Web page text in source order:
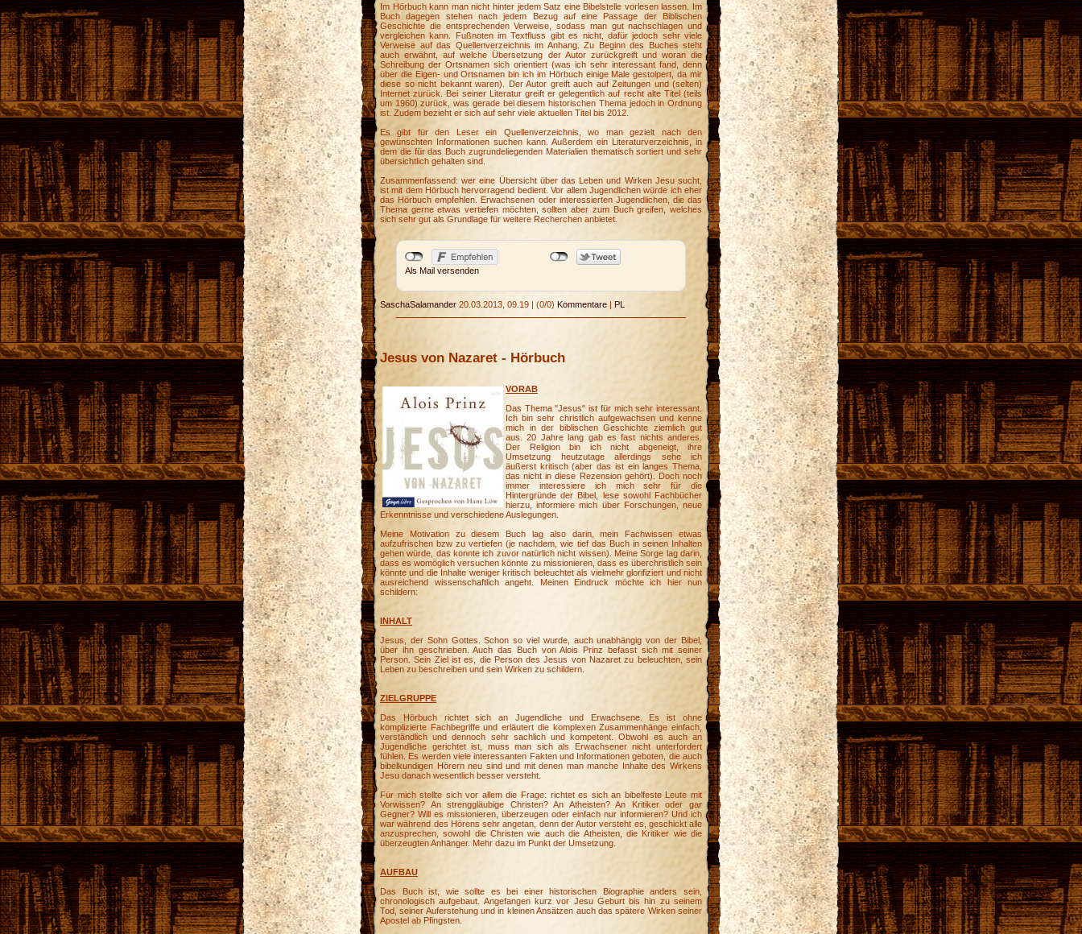
Im Hörbuch kann man nicht hinter jedem Satz eine Bibelstelle vorlesen lassen. Im
Buch dagegen stehen nach jedem Bezug auf eine Passage der Biblischen
Geschichte die entsprechenden Verweise, sodass man gut nachschlagen und
vergleichen kann. Fußnoten im Textfluss gibt es nicht, dafür jedoch sehr viele
Verweise auf das Quellenverzeichnis im Anhang. Zu Beginn des Buches steht
auch erwähnt, auf welche Übersetzung der Autor zurückgreift und woran die
Schreibung der Ortsnamen sich orientiert (was ich sehr interessant fand, denn
über die Eigen- und Ortsnamen bin ich im Hörbuch einige Male gestolpert, da mir
diese so nicht bekannt waren). Der Autor greift auch auf Zeitungen und (selten)
Internet zurück. Bei seiner Literatur greift er gelegentlich auf recht alte Titel (teils
um 1960) zurück, was gerade bei diesem historischen Thema jedoch in Ordnung
ist. Zudem bezieht er sich auf sehr viele aktuellen Titel bis 2012.
Es gibt für den Leser ein Quellenverzeichnis, wo man gezielt nach den
gewünschten Informationen suchen kann. Außerdem ein Literaturverzeichnis, in
dem die für das Buch zugrundeliegenden Materialien thematisch sortiert und sehr
übersichtlich gehalten sind.
Zusammenfassend: wer eine Übersicht über das Leben und Wirken Jesu sucht,
ist mit dem Hörbuch hervorragend bedient. Vor allem Jugendlichen würde ich eher
das Hörbuch empfehlen. Erwachsenen oder interessierten Jugendlichen, die das
Thema gerne etwas vertiefen möchten, sollten aber zum Buch greifen, welches
sich sehr gut als Grundlage für weitere Recherchen anbietet.
Als Mail versenden
SaschaSalamander 20.03.2013, 09.19 | (0/0) Kommentare | PL
Jesus von Nazaret - Hörbuch
VORAB
Das Thema "Jesus" ist für mich sehr interessant.
Ich bin sehr christlich aufgewachsen und kenne
mich in der biblischen Geschichte ziemlich gut
aus. 20 Jahre lang gab es fast nichts anderes.
Der Religion bin ich nicht abgeneigt, ihre
Umsetzung heutzutage allerdings sehe ich
äußerst kritisch (aber das ist ein langes Thema,
das nicht in diese Rezension gehört). Doch noch
immer interessiere ich mich sehr für die
Hintergründe der Bibel, lese sowohl Fachbücher
hierzu, informiere mich über Forschungen, neue
Erkenntnisse und verschiedene Auslegungen.
Meine Motivation zu diesem Buch lag also darin, mein Fachwissen etwas
aufzufrischen bzw zu vertiefen (je nachdem, wie tief das Buch in seinen Inhalten
gehen würde, das konnte ich zuvor natürlich nicht wissen). Meine Sorge lag darin,
dass es womöglich versuchen könnte zu missionieren, dass es überchristlich sein
könnte und die Inhalte weniger kritisch beleuchtet als vielmehr glorifiziert und nicht
ausreichend wissenschaftlich angeht. Meinen Eindruck möchte ich hier nun
schildern:
INHALT
Jesus, der Sohn Gottes. Schon so viel wurde, auch unabhängig von der Bibel,
über ihn geschrieben. Auch das Buch von Alois Prinz befasst sich mit seiner
Person. Sein Ziel ist es, die Person des Jesus von Nazaret zu beleuchten, sein
Leben zu beschreiben und sein Wirken zu schildern.
ZIELGRUPPE
Das Hörbuch richtet sich an Jugendliche und Erwachsene. Es ist ohne
komplizierte Fachbegriffe und erläutert die komplexen Zusammenhänge einfach,
verständlich und dennoch sehr sachlich und kompetent. Obwohl es auch an
Jugendliche gerichtet ist, muss man sich als Erwachsener nicht unterfordert
fühlen. Es werden viele interessanten Fakten und Informationen geboten, die auch
bibelkundigen Hörern neu sind und mit denen man manche Inhalte des Wirkens
Jesu danach wesentlich besser versteht.
Für mich stellte sich vor allem die Frage: richtet es sich an bibelfeste Leute mit
Vorwissen? An strenggläubige Christen? An Atheisten? An Kritiker oder gar
Gegner? Will es missionieren, überzeugen oder einfach nur informieren? Und ich
war während des Hörens sehr angetan, denn der Autor versteht es, geschickt alle
anzusprechen, sowohl die Christen wie auch die Atheisten, die Kritiker wie die
überzeugten Anhänger. Mehr dazu im Punkt der Umsetzung.
AUFBAU
Das Buch ist, wie sollte es bei einer historischen Biographie anders sein,
chronologisch aufgebaut. Angefangen kurz vor Jesu Geburt bis hin zu seinem
Tod, seiner Auferstehung und in kleinen Ansätzen auch das spätere Wirken seiner
Apostel ab Pfingsten.